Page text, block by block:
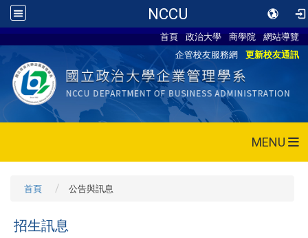
NCCU
首頁 政治大學 商學院
網站導覽
企管校友服務網
更新校友通訊
MENU
首頁 公告與訊息
招生訊息